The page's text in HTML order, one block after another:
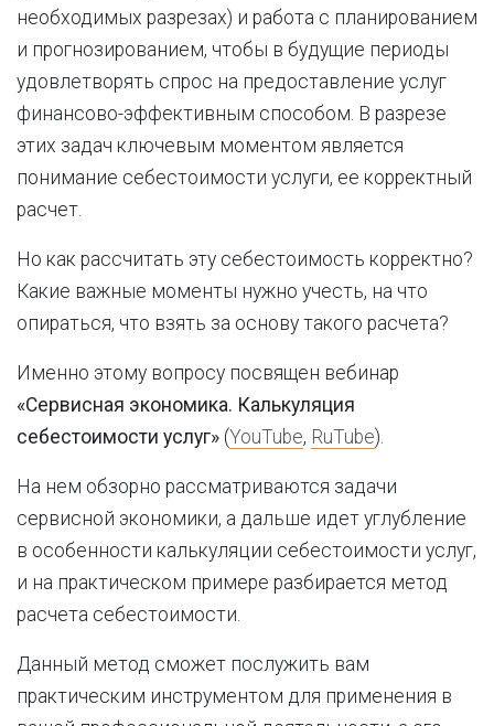
необходимых разрезах) и работа с планированием
и прогнозированием, чтобы в будущие периоды
удовлетворять спрос на предоставление услуг
финансово-эффективным способом. В разрезе
этих задач ключевым моментом является
понимание себестоимости услуги, ее корректный
расчет.
Но как рассчитать эту себестоимость корректно?
Какие важные моменты нужно учесть, на что
опираться, что взять за основу такого расчета?
Именно этому вопросу посвящен вебинар
«Сервисная экономика. Калькуляция
себестоимости услуг» (YouTube, RuTube).
На нем обзорно рассматриваются задачи
сервисной экономики, а дальше идет углубление
в особенности калькуляции себестоимости услуг,
и на практическом примере разбирается метод
расчета себестоимости.
Данный метод сможет послужить вам
практическим инструментом для применения в